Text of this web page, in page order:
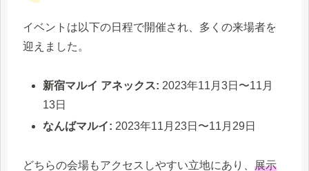
イベントは以下の日程で開催され、多くの来場者を
迎えました。
新宿マルイ アネックス: 2023年11月3日〜11月
13日
なんばマルイ: 2023年11月23日〜11月29日
どちらの会場もアクセスしやすい立地にあり、 展示